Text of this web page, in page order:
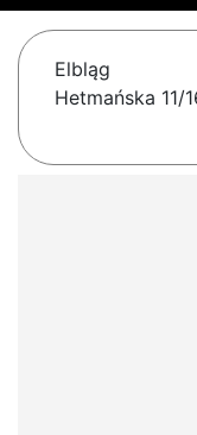
Elbląg
Hetmańska 11/